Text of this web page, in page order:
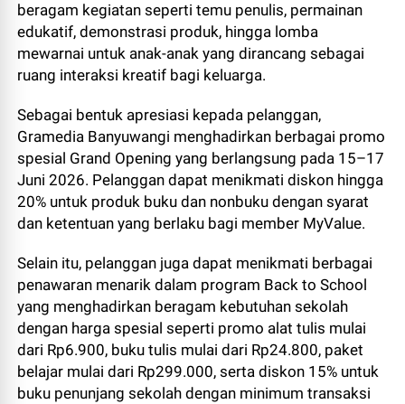
beragam kegiatan seperti temu penulis, permainan
edukatif, demonstrasi produk, hingga lomba
mewarnai untuk anak-anak yang dirancang sebagai
ruang interaksi kreatif bagi keluarga.
Sebagai bentuk apresiasi kepada pelanggan,
Gramedia Banyuwangi menghadirkan berbagai promo
spesial Grand Opening yang berlangsung pada 15–17
Juni 2026. Pelanggan dapat menikmati diskon hingga
20% untuk produk buku dan nonbuku dengan syarat
dan ketentuan yang berlaku bagi member MyValue.
Selain itu, pelanggan juga dapat menikmati berbagai
penawaran menarik dalam program Back to School
yang menghadirkan beragam kebutuhan sekolah
dengan harga spesial seperti promo alat tulis mulai
dari Rp6.900, buku tulis mulai dari Rp24.800, paket
belajar mulai dari Rp299.000, serta diskon 15% untuk
buku penunjang sekolah dengan minimum transaksi